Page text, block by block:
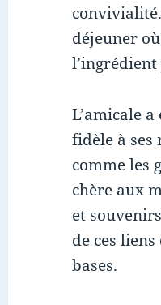
déjeuner
L’amicale
fidèle à ses
comme les
chère aux
et
de ces
bases.